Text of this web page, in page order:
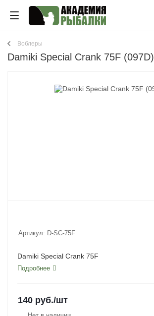
Воблеры
Damiki Special Crank 75F (097D)
Артикул: D-SC-75F
Damiki Special Crank 75F
Подробнее
140 руб./шт